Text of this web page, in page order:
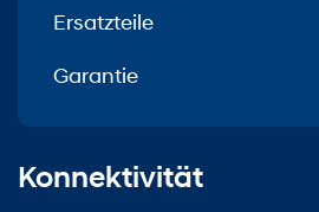
Ersatzteile
Garantie
Konnektivität